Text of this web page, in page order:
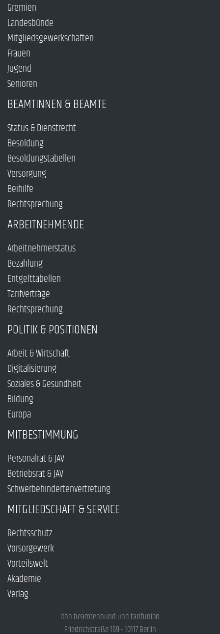
Gremien
Landesbünde
Mitgliedsgewerkschaften
Frauen
Jugend
Senioren
BEAMTINNEN & BEAMTE
Status & Dienstrecht
Besoldung
Besoldungstabellen
Versorgung
Beihilfe
Rechtsprechung
ARBEITNEHMENDE
Arbeitnehmerstatus
Bezahlung
Entgelttabellen
Tarifverträge
Rechtsprechung
POLITIK & POSITIONEN
Arbeit & Wirtschaft
Digitalisierung
Soziales & Gesundheit
Bildung
Europa
MITBESTIMMUNG
Personalrat & JAV
Betriebsrat & JAV
Schwerbehindertenvertretung
MITGLIEDSCHAFT & SERVICE
Rechtsschutz
Vorsorgewerk
Vorteilswelt
Akademie
Verlag
dbb beamtenbund und tarifunion
Friedrichstraße 169 • 10117 Berlin